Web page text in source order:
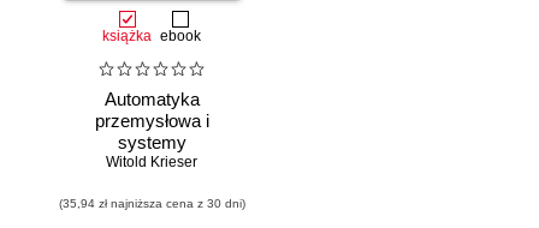
książka ebook
Automatyka
przemysłowa i
systemy
sterowania w
Witold Krieser
(35,94 zł najniższa cena z 30 dni)